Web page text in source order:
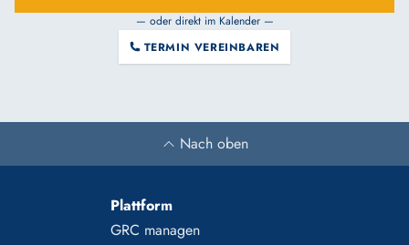
— oder direkt im Kalender —
TERMIN VEREINBAREN
Nach oben
Plattform
GRC managen